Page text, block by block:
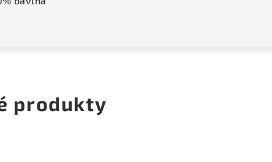
produkty